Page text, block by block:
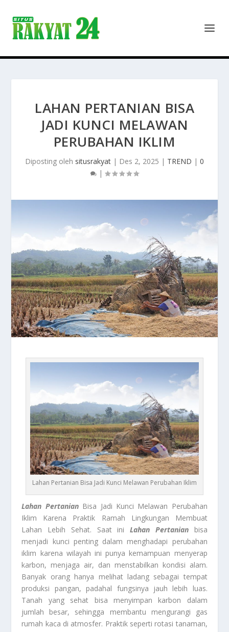
LAHAN PERTANIAN BISA
JADI KUNCI MELAWAN
PERUBAHAN IKLIM
Diposting oleh situsrakyat | Des 2, 2025 | TREND | 0
|
Lahan Pertanian Bisa Jadi Kunci Melawan Perubahan Iklim
Lahan PertanianBisa Jadi Kunci Melawan Perubahan
Iklim Karena Praktik Ramah Lingkungan Membuat
Lahan Lebih Sehat. Saat iniLahan Pertanianbisa
menjadi kunci penting dalam menghadapi perubahan
iklim karena wilayah ini punya kemampuan menyerap
karbon, menjaga air, dan menstabilkan kondisi alam.
Banyak orang hanya melihat ladang sebagai tempat
produksi pangan, padahal fungsinya jauh lebih luas.
Tanah yang sehat bisa menyimpan karbon dalam
jumlah besar, sehingga membantu mengurangi gas
rumah kaca di atmosfer. Praktik seperti rotasi tanaman,